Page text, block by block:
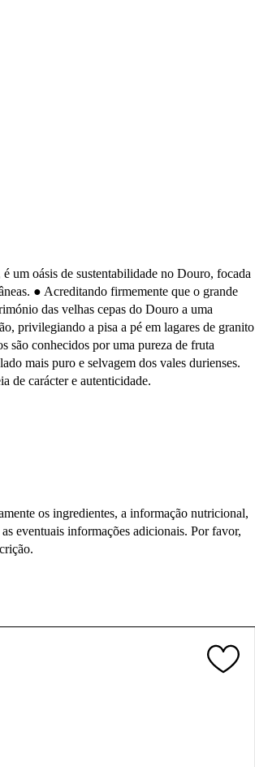
um oásis de sustentabilidade no Douro, focada
● Acreditando firmemente que o grande
das velhas cepas do Douro a uma
privilegiando a pisa a pé em lagares de granito
são conhecidos por uma pureza de fruta
mais puro e selvagem dos vales durienses.
de carácter e autenticidade.
os ingredientes, a informação nutricional,
eventuais informações adicionais. Por favor,